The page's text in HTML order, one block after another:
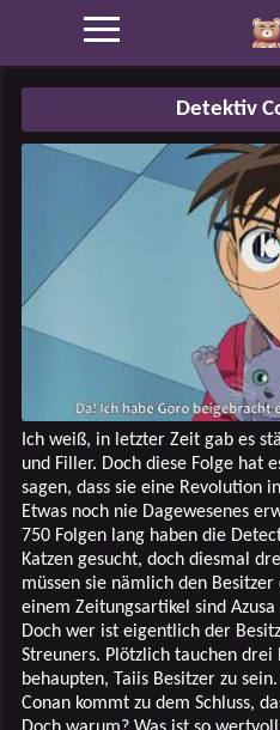
Detektiv
Ich weiß, in letzter Zeit gab es
und Filler. Doch diese Folge hat
sagen, dass sie eine Revolution
Etwas noch nie Dagewesenes
750 Folgen lang haben die
Katzen gesucht, doch diesmal
müssen sie nämlich den
einem Zeitungsartikel sind
Doch wer ist eigentlich der
Streuners. Plötzlich tauchen drei
behaupten, Taiis Besitzer zu
Conan kommt zu dem Schluss,